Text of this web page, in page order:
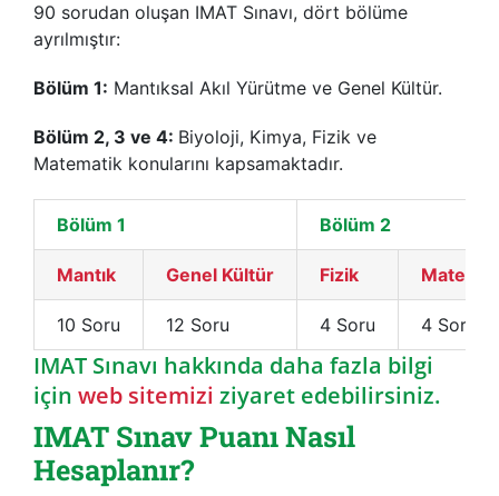
90 sorudan oluşan IMAT Sınavı, dört bölüme
ayrılmıştır:
Bölüm 1: Mantıksal Akıl Yürütme ve Genel Kültür.
Bölüm 2, 3 ve 4: Biyoloji, Kimya, Fizik ve
Matematik konularını kapsamaktadır.
Bölüm 1 Bölüm 2
Mantık Genel Kültür Fizik
10 Soru 12 Soru 4 Soru 4 Soru
IMAT Sınavı hakkında daha fazla bilgi
için web sitemizi ziyaret edebilirsiniz.
IMAT Sınav Puanı Nasıl
Hesaplanır?